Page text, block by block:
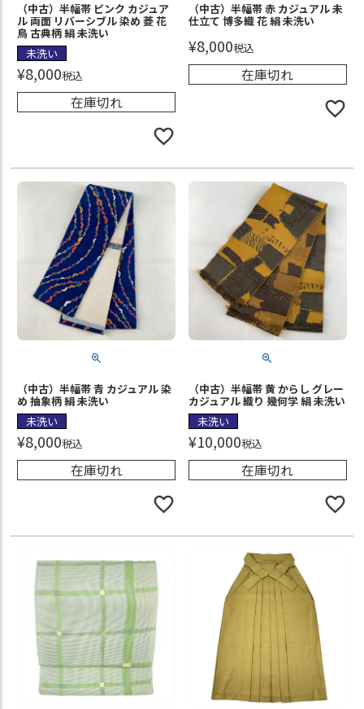
（中古）半幅帯 ピンク カジュア
ル 両面 リバーシブル 染め 菱 花
鳥 古典柄 絹 未洗い
未洗い
¥8,000税込
在庫切れ
（中古）半幅帯 赤 カジュアル 未
仕立て 博多織 花 絹 未洗い
¥8,000税込
在庫切れ
（中古）半幅帯 青 カジュアル 染
め 抽象柄 絹 未洗い
未洗い
¥8,000税込
在庫切れ
（中古）半幅帯 黄 からし グレー
カジュアル 織り 幾何学 絹 未洗い
未洗い
¥10,000税込
在庫切れ